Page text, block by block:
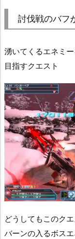
討伐戦のバフ
湧いてくるエネミ
目指すクエスト
どうしてもこのク
バーンの入るボス